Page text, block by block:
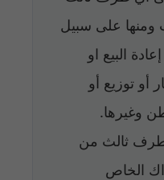
ومنها على سبيل
البيع او
أو توزيع أو
وغيرها.
ثالث من
الخاص